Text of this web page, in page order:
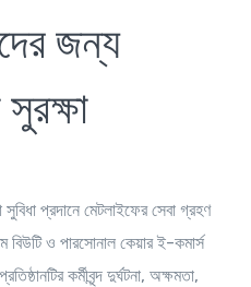
জন্য
সুবিধা প্রদানে মেটলাইফের সেবা গ্রহণ
বিউটি ও পারসোনাল কেয়ার ই-কমার্স
কর্মীবৃন্দ দুর্ঘটনা, অক্ষমতা,